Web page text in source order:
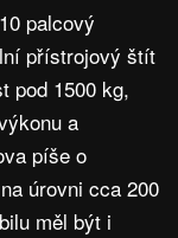
palcový
přístrojový štít
pod 1500 kg,
a
píše o
úrovni cca 200
měl být i